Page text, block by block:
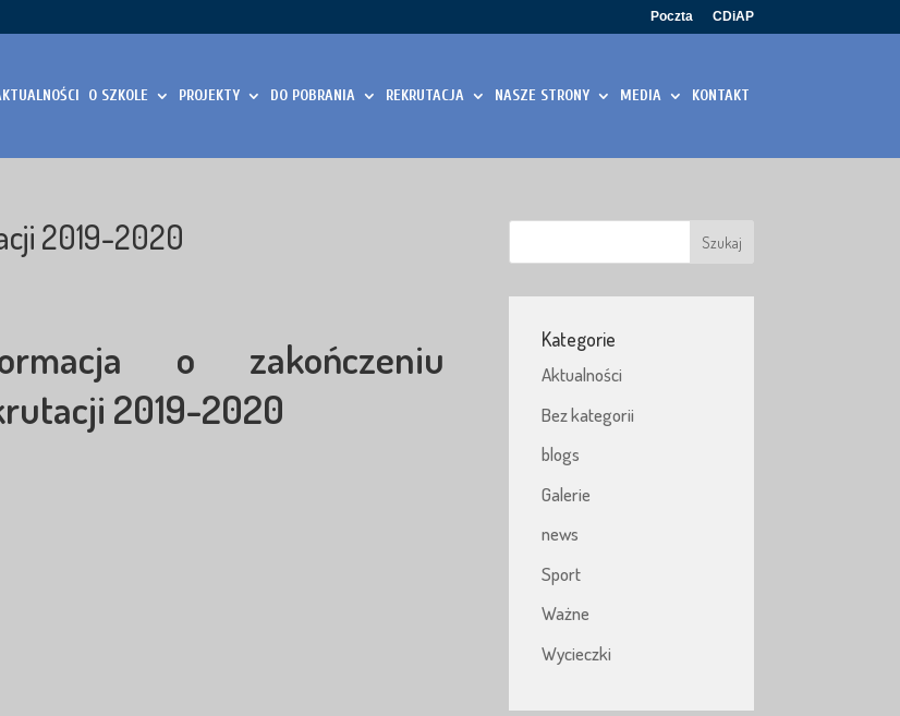
Poczta CDiAP
O SZKOLE PROJEKTY DO POBRANIA REKRUTACJA NASZE STRONY MEDIA KONTAKT
2019-2020
o zakończeniu
2019-2020
Kategorie
Aktualności
Bez kategorii
blogs
Galerie
news
Sport
Ważne
Wycieczki